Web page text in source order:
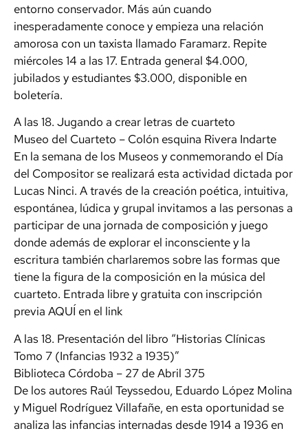
entorno conservador. Más aún cuando
inesperadamente conoce y empieza una relación
amorosa con un taxista llamado Faramarz. Repite
miércoles 14 a las 17. Entrada general $4.000,
jubilados y estudiantes $3.000, disponible en
boletería.
A las 18. Jugando a crear letras de cuarteto
Museo del Cuarteto – Colón esquina Rivera Indarte
En la semana de los Museos y conmemorando el Día
del Compositor se realizará esta actividad dictada por
Lucas Ninci. A través de la creación poética, intuitiva,
espontánea, lúdica y grupal invitamos a las personas a
participar de una jornada de composición y juego
donde además de explorar el inconsciente y la
escritura también charlaremos sobre las formas que
tiene la figura de la composición en la música del
cuarteto. Entrada libre y gratuita con inscripción
previa AQUÍ en el link
A las 18. Presentación del libro “Historias Clínicas
Tomo 7 (Infancias 1932 a 1935)”
Biblioteca Córdoba – 27 de Abril 375
De los autores Raúl Teyssedou, Eduardo López Molina
y Miguel Rodríguez Villafañe, en esta oportunidad se
analiza las infancias internadas desde 1914 a 1936 en